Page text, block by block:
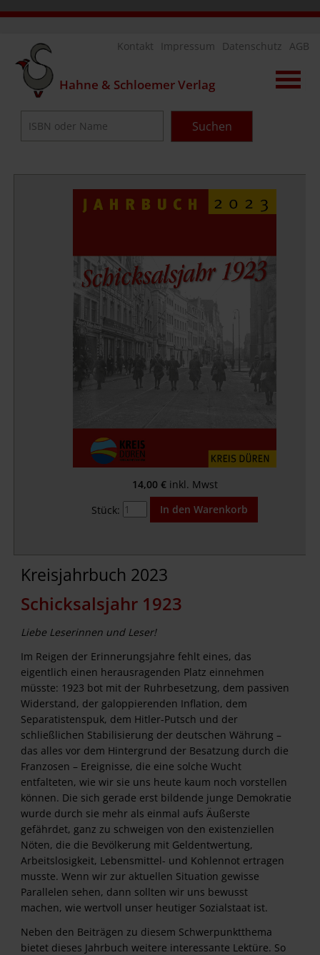
AGB
Datenschutz
Impressum
Kontakt
Hahne & Schloemer Verlag
Suchbegriffe
Suchen
14,00 €
Stück:
Kreisjahrbuch 2023
Schicksalsjahr 1923
Liebe Leserinnen und Leser!
Im Reigen der Erinnerungsjahre fehlt eines, das
eigentlich einen her­ausragenden Platz einnehmen
müsste: 1923 bot mit der Ruhrbesetzung, dem passiven
Widerstand, der galoppierenden Inflation, dem
Separatistenspuk, dem Hitler-Putsch und der
schließlichen Stabilisierung der deutschen Währung –
das alles vor dem Hintergrund der Besatzung durch die
Franzosen – Ereignisse, die eine solche Wucht
entfalteten, wie wir sie uns heute kaum noch vorstellen
können. Die sich gerade erst bildende junge Demokratie
wurde durch sie mehr als einmal aufs Äußerste
gefährdet, ganz zu schweigen von den existenziellen
Nöten, die die Bevölkerung mit Geldentwertung,
Arbeitslosigkeit, Lebensmittel- und Kohlennot ertragen
musste. Wenn wir zur aktuellen Situation gewisse
Parallelen sehen, dann sollten wir uns bewusst
machen, wie wertvoll unser heutiger Sozialstaat ist.
Neben den Beiträgen zu diesem Schwerpunktthema
bietet dieses Jahrbuch weitere interessante Lektüre. So